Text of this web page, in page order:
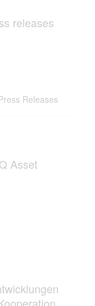
releases
Releases
Asset